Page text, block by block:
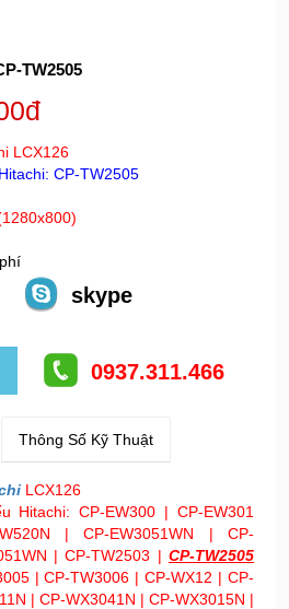
TW2505
LCX126
: CP-TW2505
skype
0937.311.466
Thông Số Kỹ Thuật
LCX126
Hitachi: CP-EW300 | CP-EW301
|CP-EW3051WN | CP-
|CP-TW2503 |CP-TW2505
| CP-TW3006 | CP-WX12 | CP-
| CP-WX3041N | CP-WX3015N |